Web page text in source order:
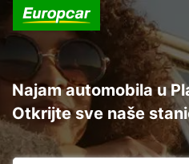
Najam automobila u
Otkrijte sve naše